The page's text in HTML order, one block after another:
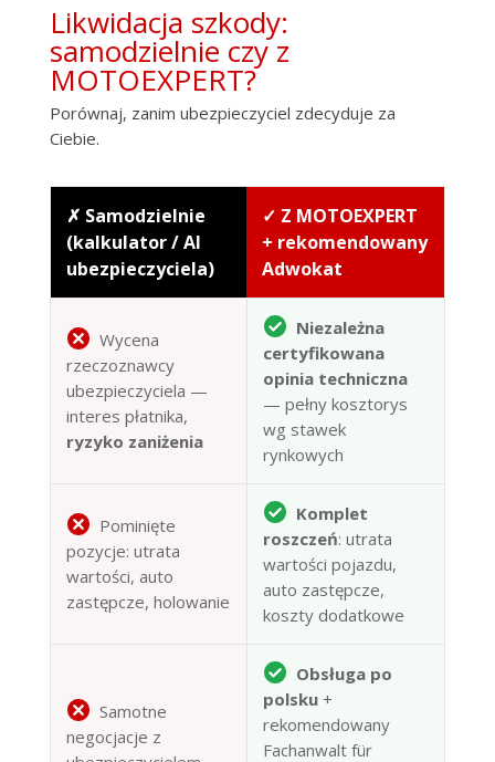
Likwidacja szkody:
samodzielnie czy z
MOTOEXPERT?
Porównaj, zanim ubezpieczyciel zdecyduje za
Ciebie.
✗ Samodzielnie
(kalkulator / AI
ubezpieczyciela)
✓ Z MOTOEXPERT
+ rekomendowany
Adwokat
Wycena
rzeczoznawcy
ubezpieczyciela —
interes płatnika,
ryzyko zaniżenia
Niezależna
certyfikowana
opinia techniczna
— pełny kosztorys
wg stawek
rynkowych
Pominięte
pozycje: utrata
wartości, auto
zastępcze, holowanie
Komplet
roszczeń: utrata
wartości pojazdu,
auto zastępcze,
koszty dodatkowe
Samotne
negocjacje z
Obsługa po
polsku+
rekomendowany
Fachanwalt für